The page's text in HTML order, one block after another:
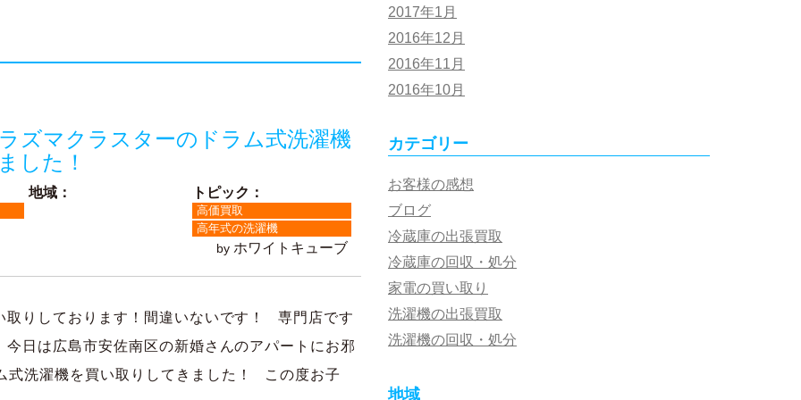
ズマクラスターのドラム式洗濯機
した！
地域： トピック：
高価買取
高年式の洗濯機
by ホワイトキューブ
りしております！間違いないです！ 専門店です
日は広島市安佐南区の新婚さんのアパートにお邪
式洗濯機を買い取りしてきました！ この度お子
2017年1月
2016年12月
2016年11月
2016年10月
カテゴリー
お客様の感想
ブログ
冷蔵庫の出張買取
冷蔵庫の回収・処分
家電の買い取り
洗濯機の出張買取
洗濯機の回収・処分
地域